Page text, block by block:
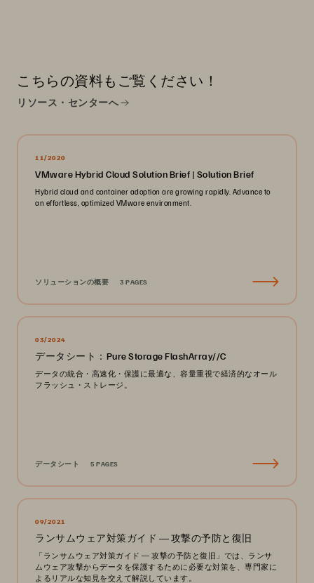
こちらの資料もご覧ください！
リソース・センターへ
11/2020
VMware Hybrid Cloud Solution Brief | Solution Brief
Hybrid cloud and container adoption are growing rapidly. Advance to
an effortless, optimized VMware environment.
ソリューションの概要 3 PAGES
03/2024
データシート：Pure Storage FlashArray//C
データの統合・高速化・保護に最適な、容量重視で経済的なオール
フラッシュ・ストレージ。
データシート 5 PAGES
09/2021
ランサムウェア対策ガイド ― 攻撃の予防と復旧
「ランサムウェア対策ガイド ― 攻撃の予防と復旧」では、ランサ
ムウェア攻撃からデータを保護するために必要な対策を、専門家に
よるリアルな知見を交えて解説しています。